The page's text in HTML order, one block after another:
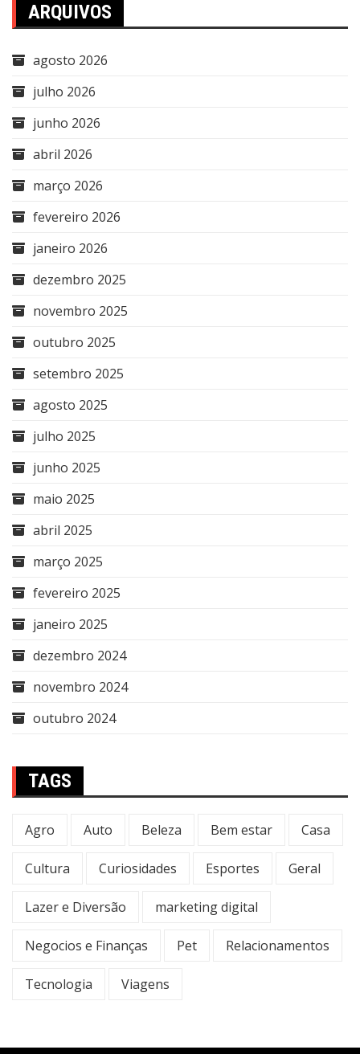
ARQUIVOS
agosto 2026
julho 2026
junho 2026
abril 2026
março 2026
fevereiro 2026
janeiro 2026
dezembro 2025
novembro 2025
outubro 2025
setembro 2025
agosto 2025
julho 2025
junho 2025
maio 2025
abril 2025
março 2025
fevereiro 2025
janeiro 2025
dezembro 2024
novembro 2024
outubro 2024
TAGS
Agro Auto Beleza Bem estar Casa
Cultura Curiosidades Esportes Geral
Lazer e Diversão marketing digital
Negocios e Finanças Pet Relacionamentos
Tecnologia Viagens